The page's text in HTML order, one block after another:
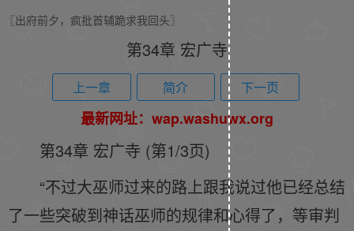
〖出府前夕，疯批首辅跪求我回头〗
第34章 宏广寺
上一章 简介 下一页
最新网址：wap.washuwx.org
第34章 宏广寺 (第1/3页)
“不过大巫师过来的路上跟我说过他已经总结
了一些突破到神话巫师的规律和心得了，等审判